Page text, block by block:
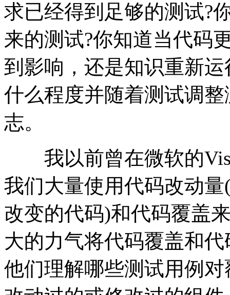
求已经得到足够的测试?
来的测试?你知道当代码
到影响，还是知识重新
什么程度并随着测试调
志。
我以前曾在微软的
我们大量使用代码改动
改变的代码)和代码覆盖
大的力气将代码覆盖和
他们理解哪些测试用例